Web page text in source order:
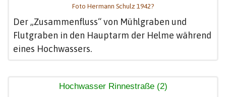
Foto Hermann Schulz 1942?
Der „Zusammenfluss“ von Mühlgraben und
Flutgraben in den Hauptarm der Helme während
eines Hochwassers.
Hochwasser Rinnestraße (2)